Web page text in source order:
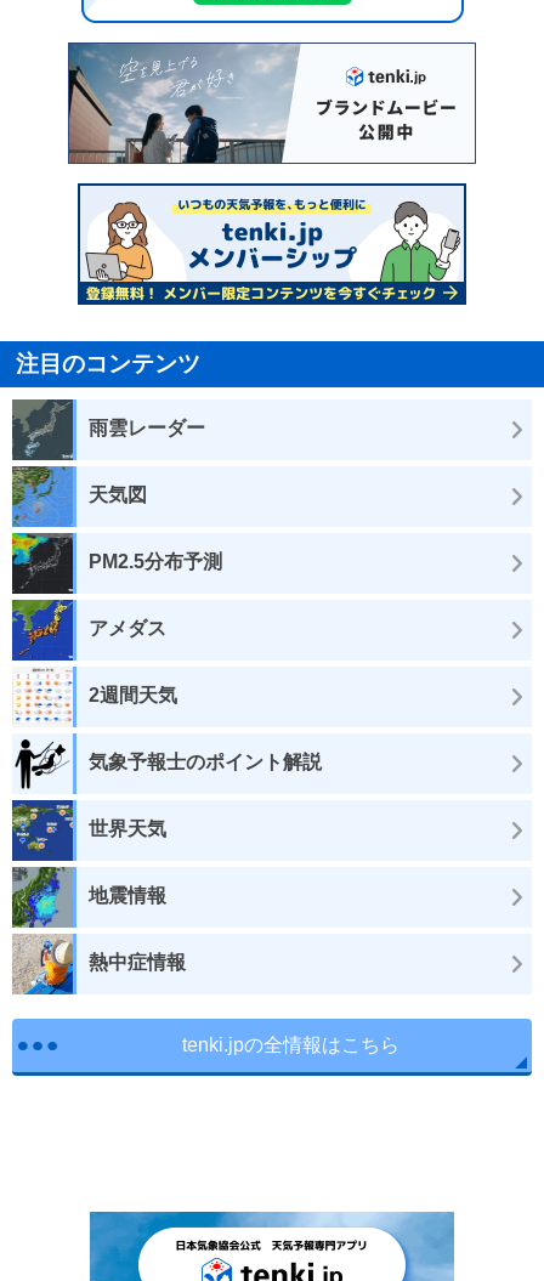
注目のコンテンツ
雨雲レーダー
天気図
PM2.5分布予測
アメダス
2週間天気
気象予報士のポイント解説
世界天気
地震情報
熱中症情報
tenki.jpの全情報はこちら